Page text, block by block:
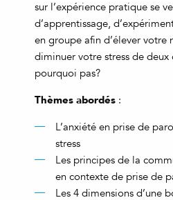
sur l’expérience pratique se
d’apprentissage,
en groupe afin d’élever votre
diminuer votre stress de deux
pourquoi pas?
Thèmes abordés :
L’anxiété en prise de
stress
Les principes de la
en contexte de prise de
Les 4 dimensions d’une